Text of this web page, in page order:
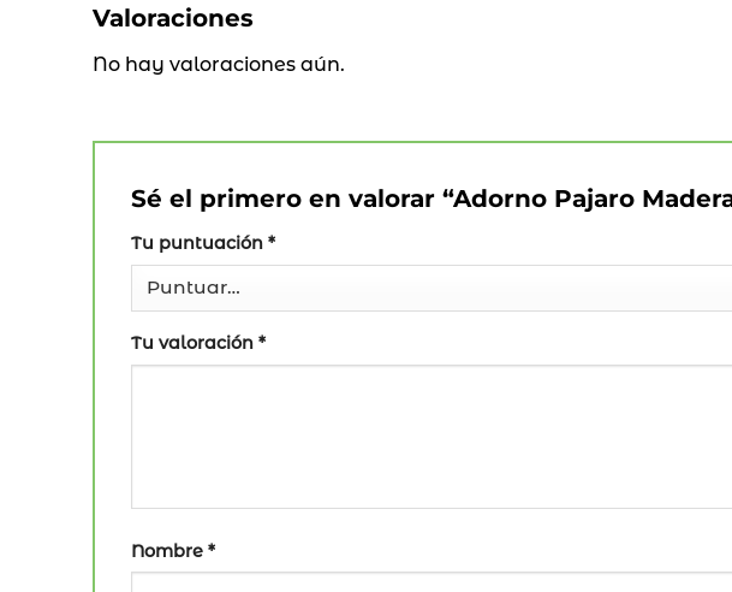
Valoraciones
No hay valoraciones aún.
Sé el primero en valorar “Adorno Pajaro
Tu puntuación *
Tu valoración *
Nombre *